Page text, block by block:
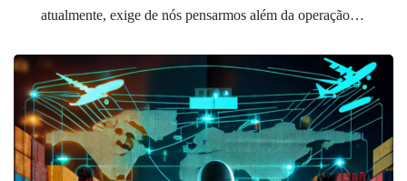
atualmente, exige de nós pensarmos além da operação…